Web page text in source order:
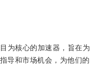
核心的加速器，旨在为
导和市场机会，为他们的